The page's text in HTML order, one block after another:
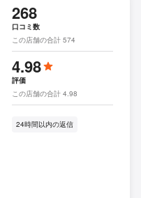
268
口コミ数
この店舗の合計 574
4.98
評価
この店舗の合計 4.98
24時間以内の返信